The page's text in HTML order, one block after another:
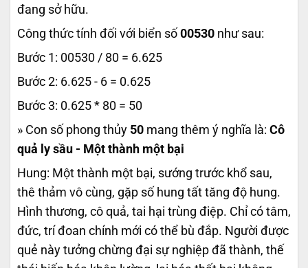
đang sở hữu.
Công thức tính đối với biển số 00530 như sau:
Bước 1: 00530 / 80 = 6.625
Bước 2: 6.625 - 6 = 0.625
Bước 3: 0.625 * 80 = 50
» Con số phong thủy 50 mang thêm ý nghĩa là: Cô
quả ly sầu - Một thành một bại
Hung: Một thành một bại, sướng trước khổ sau,
thê thảm vô cùng, gặp số hung tất tăng độ hung.
Hình thương, cô quả, tai hại trùng điệp. Chỉ có tâm,
đức, trí đoan chính mới có thể bù đắp. Người được
quẻ này tưởng chừng đại sự nghiệp đã thành, thế